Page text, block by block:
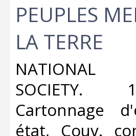
‎PEUPLES
LA TERRE‎
‎NATIONAL
SOCIETY.
Cartonnage
état, Couv.